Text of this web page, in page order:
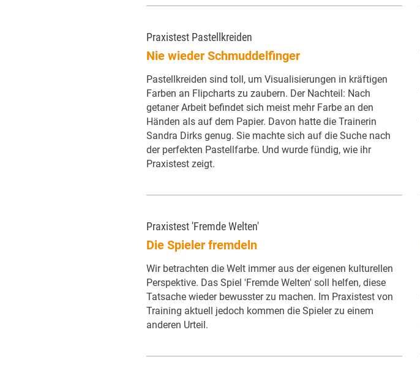
Praxistest Pastellkreiden
Nie wieder Schmuddelfinger
Pastellkreiden sind toll, um Visualisierungen in kräftigen
Farben an Flipcharts zu zaubern. Der Nachteil: Nach
getaner Arbeit befindet sich meist mehr Farbe an den
Händen als auf dem Papier. Davon hatte die Trainerin
Sandra Dirks genug. Sie machte sich auf die Suche nach
der perfekten Pastellfarbe. Und wurde fündig, wie ihr
Praxistest zeigt.
Praxistest 'Fremde Welten'
Die Spieler fremdeln
Wir betrachten die Welt immer aus der eigenen kulturellen
Perspektive. Das Spiel 'Fremde Welten' soll helfen, diese
Tatsache wieder bewusster zu machen. Im Praxistest von
Training aktuell jedoch kommen die Spieler zu einem
anderen Urteil.